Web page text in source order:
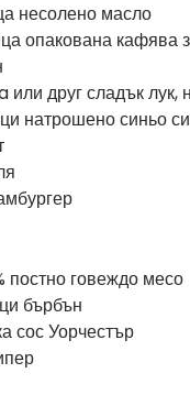
несолено масло
опакована кафява
или друг сладък лук,
натрошено синьо
постно говеждо месо
бърбън
сос Уорчестър